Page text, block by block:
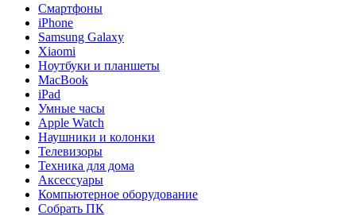
Смартфоны
iPhone
Samsung Galaxy
Xiaomi
Ноутбуки и планшеты
MacBook
iPad
Умные часы
Apple Watch
Наушники и колонки
Телевизоры
Техника для дома
Аксессуары
Компьютерное оборудование
Собрать ПК